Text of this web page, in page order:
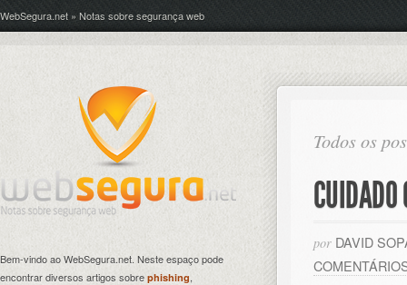
WebSegura.net » Notas sobre segurança web
Todos os
CUIDADO
por DAVID
Bem-vindo ao WebSegura.net. Neste espaço pode
encontrar diversos artigos sobre phishing,